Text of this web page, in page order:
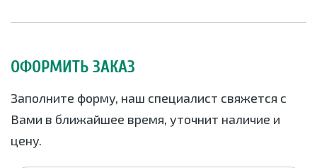
ОФОРМИТЬ ЗАКАЗ
Заполните форму, наш специалист свяжется с
Вами в ближайшее время, уточнит наличие и
цену.